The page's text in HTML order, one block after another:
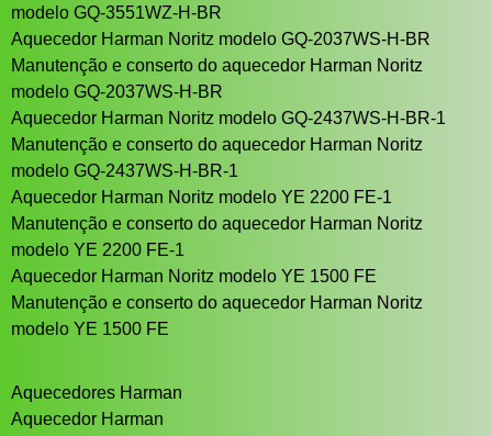
modelo GQ-3551WZ-H-BR
Aquecedor Harman Noritz modelo GQ-2037WS-H-BR
Manutenção e conserto do aquecedor Harman Noritz
modelo GQ-2037WS-H-BR
Aquecedor Harman Noritz modelo GQ-2437WS-H-BR-1
Manutenção e conserto do aquecedor Harman Noritz
modelo GQ-2437WS-H-BR-1
Aquecedor Harman Noritz modelo YE 2200 FE-1
Manutenção e conserto do aquecedor Harman Noritz
modelo YE 2200 FE-1
Aquecedor Harman Noritz modelo YE 1500 FE
Manutenção e conserto do aquecedor Harman Noritz
modelo YE 1500 FE
Aquecedores Harman
Aquecedor Harman